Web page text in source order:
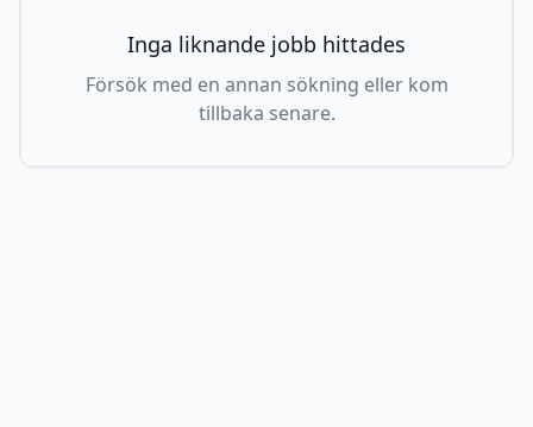
Inga liknande jobb hittades
Försök med en annan sökning eller kom
tillbaka senare.